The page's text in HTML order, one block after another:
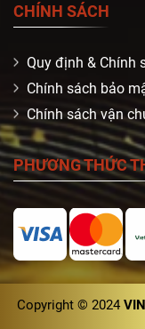
CHÍNH SÁCH
Quy định & Chính
Chính sách bảo
Chính sách vận
PHƯƠNG THỨC
Copyright © 2024